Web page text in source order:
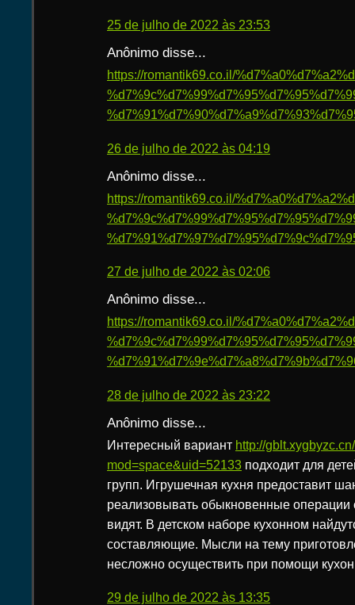
25 de julho de 2022 às 23:53
Anônimo disse...
https://romantik69.co.il/
26 de julho de 2022 às 04:19
Anônimo disse...
https://romantik69.co.il/
27 de julho de 2022 às 02:06
Anônimo disse...
https://romantik69.co.il/
28 de julho de 2022 às 23:22
Anônimo disse...
Интересный вариант http://
mod=space&uid=52133 подходит для
групп. Игрушечная кухня предоставит
реализовывать обыкновенные операции
видят. В детском наборе кухонном
составляющие. Мысли на тему
несложно осуществить при помощи
29 de julho de 2022 às 13:35